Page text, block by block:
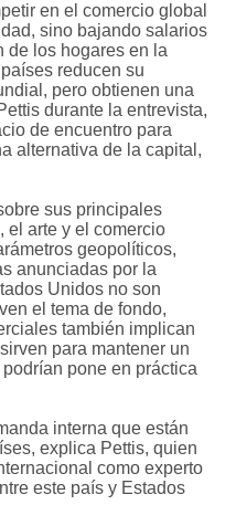
en el comercio global
sino bajando salarios
de los hogares en la
reducen su
pero obtienen una
durante la entrevista,
de encuentro para
alternativa de la capital,
sus principales
el arte y el comercio
geopolíticos,
anunciadas por la
Unidos no son
el tema de fondo,
también implican
para mantener un
pone en práctica
interna que están
explica Pettis, quien
como experto
este país y Estados